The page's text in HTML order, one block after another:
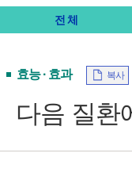
전 체
효능 · 효과 복사
다음 질환